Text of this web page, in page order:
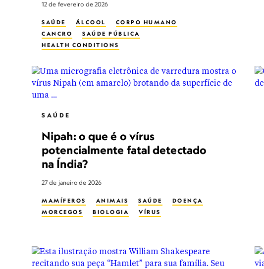
12 de fevereiro de 2026
SAÚDE ÁLCOOL
CORPO HUMANO
CANCRO
SAÚDE PÚBLICA
HEALTH CONDITIONS
SAÚDE
Nipah: o que é o vírus
potencialmente fatal detectado
na Índia?
27 de janeiro de 2026
MAMÍFEROS ANIMAIS SAÚDE
DOENÇA
MORCEGOS
BIOLOGIA VÍRUS